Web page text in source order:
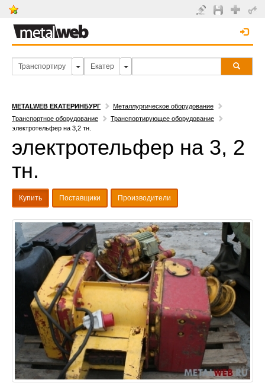
METALWEB ЕКАТЕРИНБУРГ
Металлургическое оборудование
Транспортное оборудование
Транспортирующее оборудование
электротельфер на 3,2 тн.
электротельфер на 3, 2
тн.
Купить Поставщики Производители